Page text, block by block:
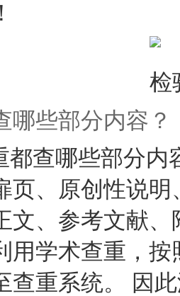
哪些部分内容？
都查哪些部分
页、原创性说
文、参考文献
用学术查重，
查重系统。 因